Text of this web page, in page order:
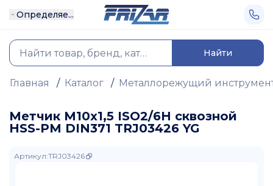
Определяе...
Найти
Главная / Каталог / Металлорежущий
Метчик М10х1,5 ISO2/6H сквозной
HSS-PM DIN371 TRJ03426 YG
Артикул:TRJ03426